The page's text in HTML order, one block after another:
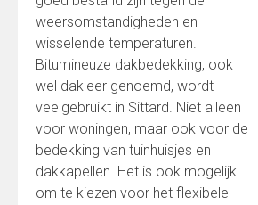
weersomstandigheden en
wisselende temperaturen.
Bitumineuze dakbedekking, ook
wel dakleer genoemd, wordt
veelgebruikt in Sittard. Niet alleen
voor woningen, maar ook voor de
bedekking van tuinhuisjes en
dakkapellen. Het is ook mogelijk
om te kiezen voor het flexibele